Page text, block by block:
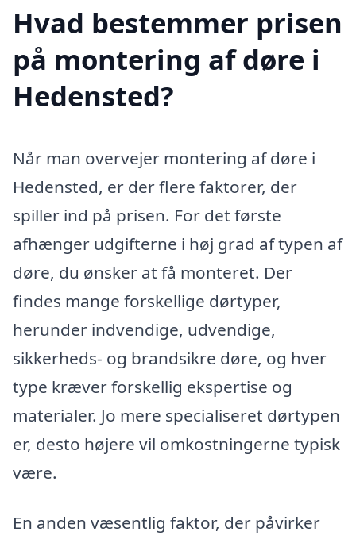
Hvad bestemmer prisen
på montering af døre i
Hedensted?
Når man overvejer montering af døre i
Hedensted, er der flere faktorer, der
spiller ind på prisen. For det første
afhænger udgifterne i høj grad af typen af
døre, du ønsker at få monteret. Der
findes mange forskellige dørtyper,
herunder indvendige, udvendige,
sikkerheds- og brandsikre døre, og hver
type kræver forskellig ekspertise og
materialer. Jo mere specialiseret dørtypen
er, desto højere vil omkostningerne typisk
være.
En anden væsentlig faktor, der påvirker